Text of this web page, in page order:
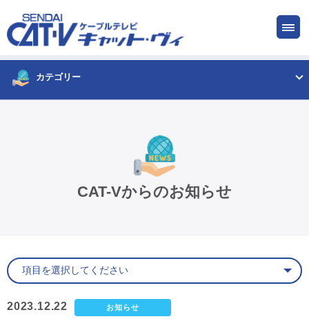
カテゴリー
CAT-Vからのお知らせ
2023.12.22 お知らせ
お申し込み
ご検討中の方
サービス
サービスエリア